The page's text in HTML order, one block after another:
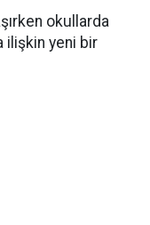
okullarda
ilişkin yeni bir